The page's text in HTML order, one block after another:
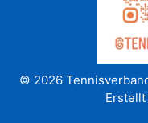
© 2026